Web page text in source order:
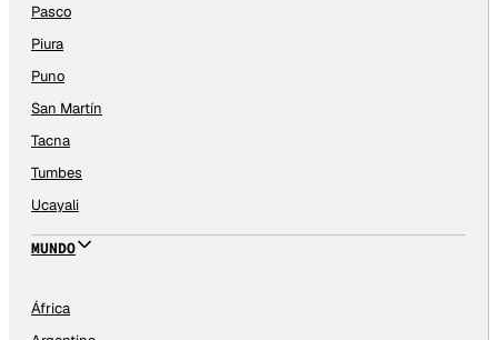
Pasco
Piura
Puno
San Martín
Tacna
Tumbes
Ucayali
MUNDO
África